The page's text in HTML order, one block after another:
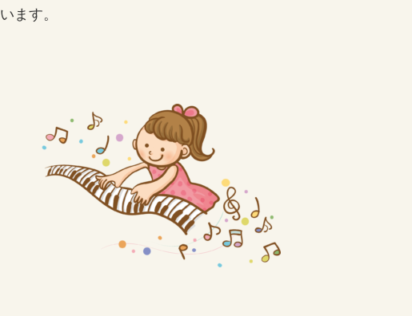
ます。